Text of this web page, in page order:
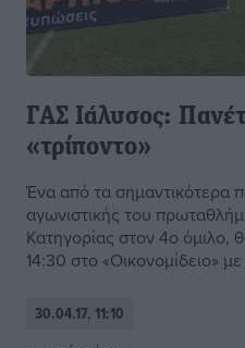
ΓΑΣ Ιάλυσος:
«τρίποντο»
Ένα από τα σημαντικότερα
αγωνιστικής του
Κατηγορίας στον 4ο όμιλο,
14:30 στο «Οικονομίδειο»
30.04.17, 11:10